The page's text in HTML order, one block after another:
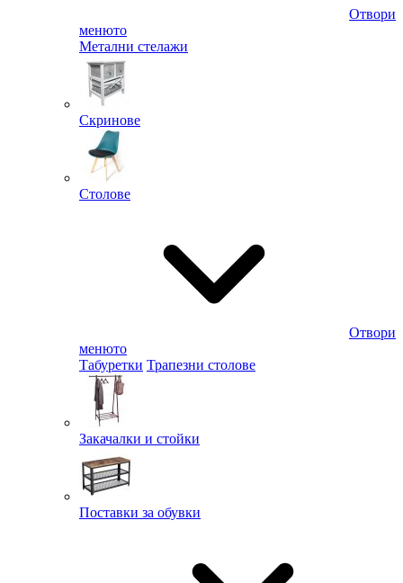
Отвори
менюто
Метални стелажи
Скринове
Столове
Отвори
менюто
Табуретки Трапезни столове
Закачалки и стойки
Поставки за обувки